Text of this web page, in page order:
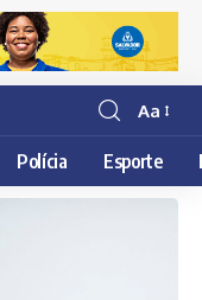
Resisor
de
fonte
Aa
Polícia Esporte